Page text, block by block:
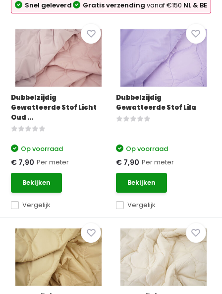
Snel geleverd Gratis verzendingvanaf €150 NL & BE
Dubbelzijdig
Gewatteerde Stof Licht
Oud ...
Vergelijk
Op voorraad
€ 7,90 Per meter
Bekijken
Dubbelzijdig
Gewatteerde Stof Lila
Vergelijk
Op voorraad
€ 7,90 Per meter
Bekijken